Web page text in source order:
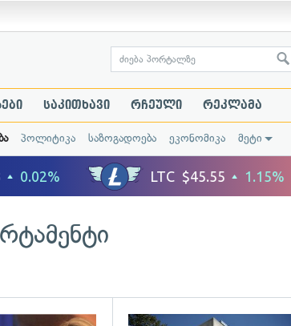
საკითხავი რჩეული რეკლამა
პოლიტიკა საზოგადოება ეკონომიკა მეტი